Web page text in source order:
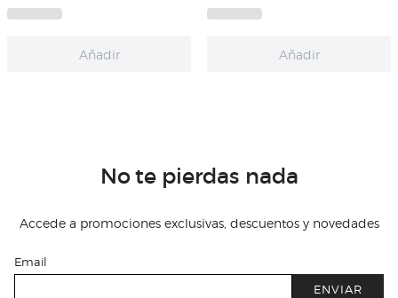
Añadir Añadir
No te pierdas nada
Accede a promociones exclusivas, descuentos y novedades
Email
ENVIAR